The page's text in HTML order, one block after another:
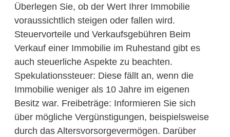
Überlegen Sie, ob der Wert Ihrer Immobilie
voraussichtlich steigen oder fallen wird.
Steuervorteile und Verkaufsgebühren Beim
Verkauf einer Immobilie im Ruhestand gibt es
auch steuerliche Aspekte zu beachten.
Spekulationssteuer: Diese fällt an, wenn die
Immobilie weniger als 10 Jahre im eigenen
Besitz war. Freibeträge: Informieren Sie sich
über mögliche Vergünstigungen, beispielsweise
durch das Altersvorsorgevermögen. Darüber